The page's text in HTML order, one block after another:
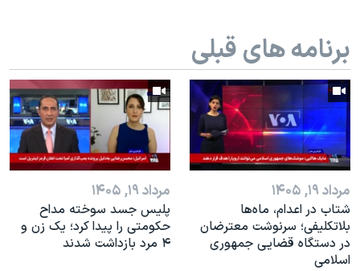
برنامه های قبلی
مرداد ۱۹, ۱۴۰۵
شتاب در اعدام، ماه‌ها
بلاتکلیفی؛ سرنوشت معترضان
در دستگاه قضایی جمهوری
اسلامی
مرداد ۱۹, ۱۴۰۵
پلیس جسد سوخته مداح
حکومتی را پیدا کرد؛ یک زن و
۴ مرد‌ بازداشت شدند